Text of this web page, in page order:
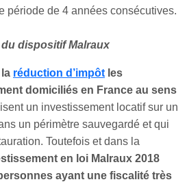
période de 4 années consécutives.
dispositif Malraux
réduction d’impôt les
domiciliés en France au sens
un investissement locatif sur un
un périmètre sauvegardé et qui
Toutefois et dans la
en loi Malraux 2018
ayant une fiscalité très